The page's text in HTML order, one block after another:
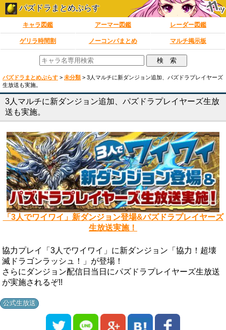
パズドラまとめぷらす
キャラ図鑑 アーマー図鑑 レーダー図鑑
ゲリラ時間割 ノーコンパまとめ マルチ掲示板
パズドラまとめぷらす > 未分類 > 3人マルチに新ダンジョン追加、パズドラプレイヤーズ
生放送も実施。
3人マルチに新ダンジョン追加、パズドラプレイヤーズ生放
送も実施。
「3人でワイワイ」新ダンジョン登場&パズドラプレイヤーズ
生放送実施！
協力プレイ「3人でワイワイ」に新ダンジョン「協力！超壊
滅ドラゴンラッシュ！」が登場！
さらにダンジョン配信日当日にパズドラプレイヤーズ生放送
が実施されるぞ!!
公式生放送